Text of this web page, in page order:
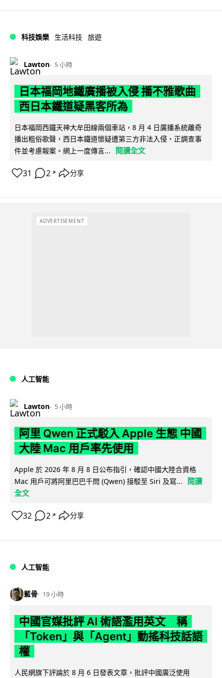
科技娛樂 生活科技 旅遊
Lawton 5 小時
日本福岡地鐵廣播被入侵 播不雅歌曲
西日本鐵道疑黑客所為
日本福岡西鐵天神大牟田線兩個車站，8 月 4 日廣播系統離奇
播出粗俗歌聲，西日本鐵道懷疑遭第三方非法入侵，正調查事
件並考慮報案。網上一度傳言...
閱讀全文
31 2 ↗ 分享
ADVERTISEMENT
人工智能
Lawton 5 小時
阿里 Qwen 正式駁入 Apple 生態 中國
大陸 Mac 用戶率先使用
Apple 於 2026 年 8 月 8 日公布指引，確認中國大陸合資格
Mac 用戶可將阿里巴巴千問 (Qwen) 接駁至 Siri 及寫...
閱讀
全文
32 2 ↗ 分享
人工智能
藍骨 19 小時
中國官媒批評 AI 術語濫用英文 稱
「Token」與「Agent」動搖科技話語
權
人民網旗下評論於 8 月 6 日發表文章，批評中國廣泛使用